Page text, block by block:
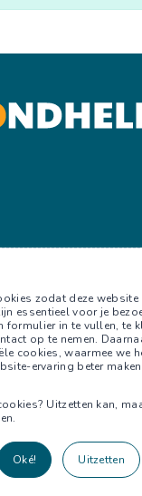
zodat deze
essentieel voor je
formulier in te vullen, te
op te nemen.
cookies, waarmee we
ervaring beter
Uitzetten kan,
Oké! Uitzetten
Stichting Je Leefstijl Als